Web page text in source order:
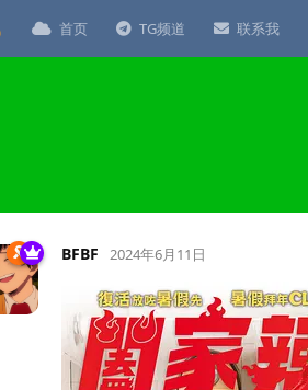
首页 TG频道 联系我
BFBF 2024年6月11日